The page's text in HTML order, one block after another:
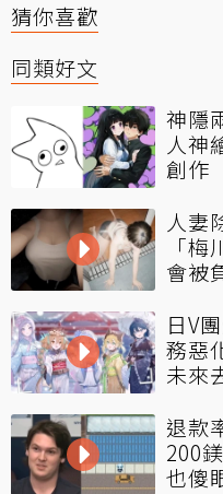
猜你喜歡
同類好文
神隱
人神
創作
人妻
「
會被
日V
務惡
未來
退款
200
也傻